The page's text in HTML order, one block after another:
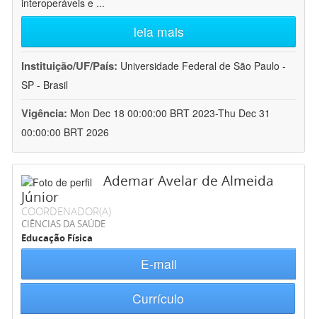
interoperáveis e ...
leia mais
Instituição/UF/País: Universidade Federal de São Paulo -
SP - Brasil
Vigência: Mon Dec 18 00:00:00 BRT 2023-Thu Dec 31
00:00:00 BRT 2026
Ademar Avelar de Almeida
Júnior
COORDENADOR(A)
CIÊNCIAS DA SAÚDE
Educação Física
E-mail
Currículo